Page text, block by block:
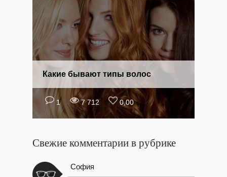
1 7 712 0,00
Какие бывают типы волос
Свежие комментарии в рубрике
София